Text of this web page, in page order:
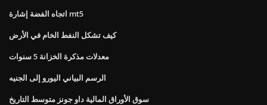
اتجاه الفضة إشارة mt5
كيف تشكل النفط الخام في الأرض
معدلات مذكرة الخزانة 5 سنوات
الرسم البياني اليورو إلى الجنيه
سوق الأوراق المالية داو جونز متوسط ​​التاريخ